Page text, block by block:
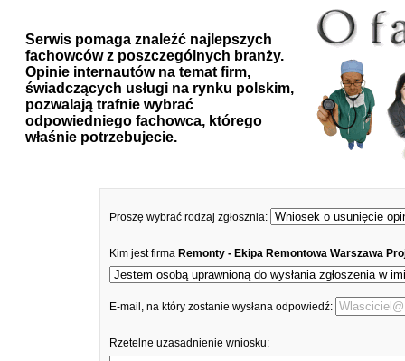
Serwis pomaga znaleźć najlepszych
fachowców z poszczególnych branży.
Opinie internautów na temat firm,
świadczących usługi na rynku polskim,
pozwalają trafnie wybrać
odpowiedniego fachowca, którego
właśnie potrzebujecie.
Proszę wybrać rodzaj zgłosznia:
Kim jest firma Remonty - Ekipa Remontowa Warszawa
E-mail, na który zostanie wysłana odpowiedź:
Rzetelne uzasadnienie wniosku: